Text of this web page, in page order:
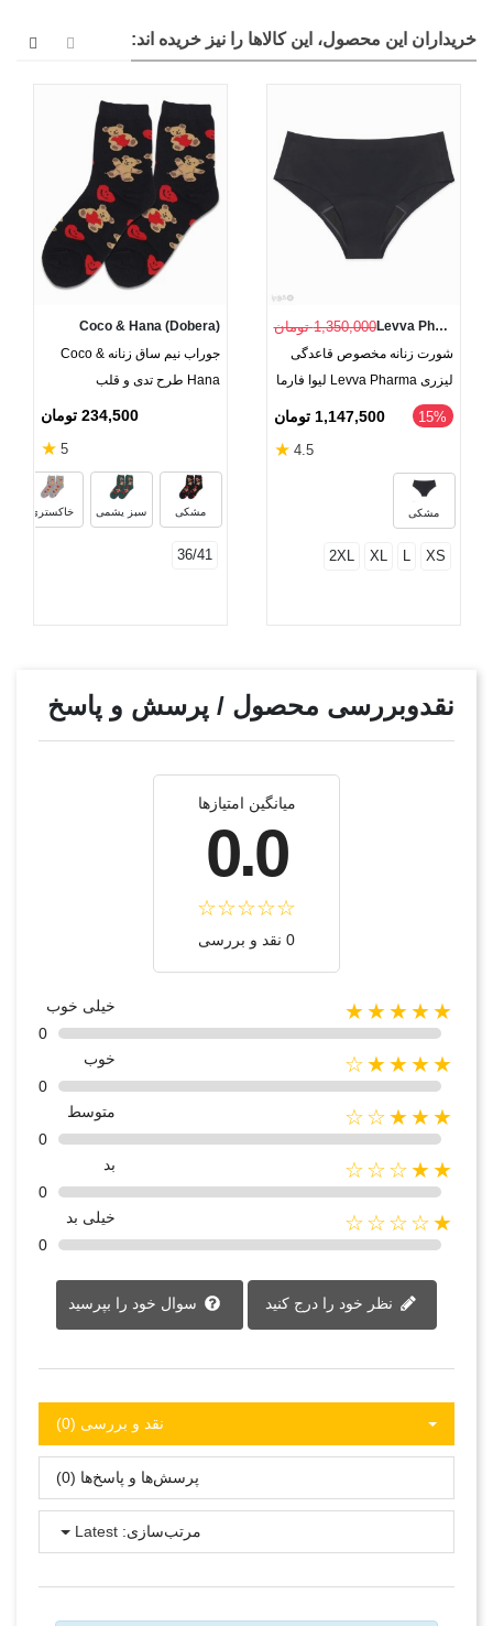
خریداران این محصول، این کالاها را نیز خریده اند:
Levva Pharma 1,350,000 تومان
شورت زنانه مخصوص قاعدگی
لیزری Levva Pharma لیوا فارما
‎15% 1,147,500 تومان
4.5
★
مشکی
XS
L
XL
2XL
Coco & Hana (Dobera)
جوراب نیم ساق زنانه Coco &
Hana طرح تدی و قلب
234,500 تومان
5
★
مشکی سبز یشمی خاکستری
36/41
نقدوبررسی محصول / پرسش و پاسخ
میانگین امتیازها
0.0
0 نقد و بررسی
★★★★★
خیلی خوب
0
★★★★☆
خوب
0
★★★☆☆
متوسط
0
★★☆☆☆
بد
0
★☆☆☆☆
خیلی بد
0
سوال خود را بپرسید
نقد و بررسی‌‌ (0)
پرسش‌ها و پاسخ‌ها (0)
مرتب‌سازی: Latest